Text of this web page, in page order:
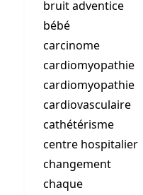
bruit adventice
bébé
carcinome
cardiomyopathie
cardiomyopathie
cardiovasculaire
cathétérisme
centre hospitalier
changement
chaque